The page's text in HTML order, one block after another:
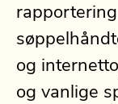
og
og vanlige